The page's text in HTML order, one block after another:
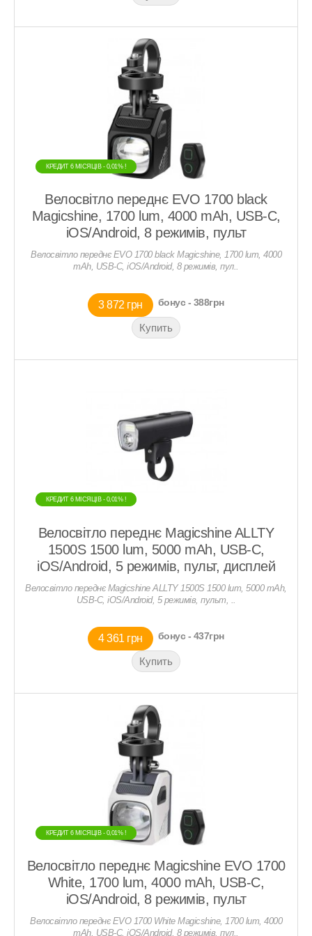
КРЕДИТ 6 МIСЯЦIВ - 0,01% !
КРЕДИТ 6 МIСЯЦIВ - 0,01% !
Велосвітло переднє EVO 1700 black
Magicshine, 1700 lum, 4000 mAh, USB-C,
iOS/Android, 8 режимів, пульт
Велосвітло переднє EVO 1700 black Magicshine, 1700 lum, 4000
mAh, USB-C, iOS/Android, 8 режимів, пул..
3 872 грн бонус - 388грн
КРЕДИТ 6 МIСЯЦIВ - 0,01% !
КРЕДИТ 6 МIСЯЦIВ - 0,01% !
Велосвітло переднє Magicshine ALLTY
1500S 1500 lum, 5000 mAh, USB-С,
iOS/Android, 5 режимів, пульт, дисплей
Велосвітло переднє Magicshine ALLTY 1500S 1500 lum, 5000 mAh,
USB-С, iOS/Android, 5 режимів, пульт, ..
4 361 грн бонус - 437грн
КРЕДИТ 6 МIСЯЦIВ - 0,01% !
КРЕДИТ 6 МIСЯЦIВ - 0,01% !
Велосвітло переднє Magicshine EVO 1700
White, 1700 lum, 4000 mAh, USB-C,
iOS/Android, 8 режимів, пульт
Велосвітло переднє EVO 1700 White Magicshine, 1700 lum, 4000
mAh, USB-C, iOS/Android, 8 режимів, пул..